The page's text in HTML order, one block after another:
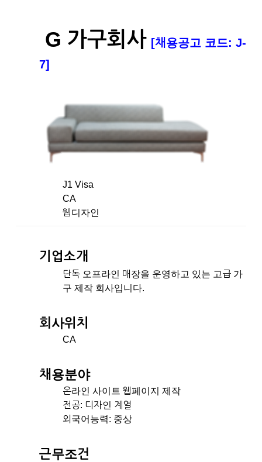
G 가구회사 [채용공고 코드: J-
7]
J1 Visa
CA
웹디자인
기업소개
단독 오프라인 매장을 운영하고 있는 고급 가
구 제작 회사입니다.
회사위치
CA
채용분야
온라인 사이트 웹페이지 제작
전공: 디자인 계열
외국어능력: 중상
근무조건